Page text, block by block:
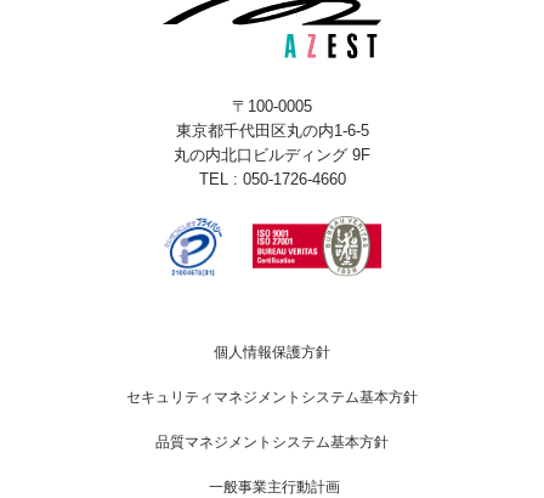
〒100-0005
東京都千代田区丸の内1-6-5
丸の内北口ビルディング 9F
TEL : 050-1726-4660
個人情報保護方針
セキュリティマネジメントシステム基本方針
品質マネジメントシステム基本方針
一般事業主行動計画